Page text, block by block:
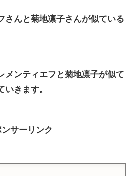
さんと菊地凛子さんが似ている
メンティエフと菊地凛子が似て
きます。
ンサーリンク